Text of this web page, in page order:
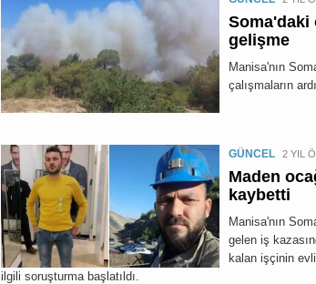
Soma'daki
gelişme
Manisa'nın
çalışmaların
GÜNCEL 2 YIL
Maden
kaybetti
Manisa'nın
gelen iş
kalan işçinin
ilgili soruşturma başlatıldı.